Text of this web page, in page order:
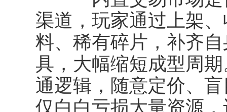
渠道，玩家通过上架
料、稀有碎片，补齐
具，大幅缩短成型周
通逻辑，随意定价、
仅白白亏损大量资源